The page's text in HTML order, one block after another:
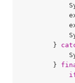
        }
        }